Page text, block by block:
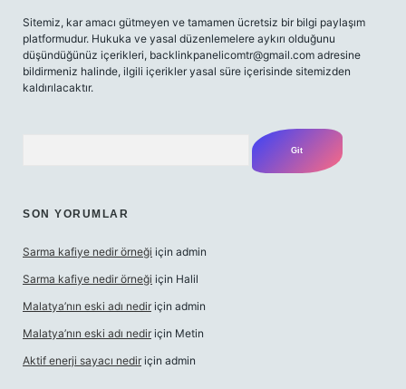
Sitemiz, kar amacı gütmeyen ve tamamen ücretsiz bir bilgi paylaşım
platformudur. Hukuka ve yasal düzenlemelere aykırı olduğunu
düşündüğünüz içerikleri, backlinkpanelicomtr@gmail.com adresine
bildirmeniz halinde, ilgili içerikler yasal süre içerisinde sitemizden
kaldırılacaktır.
SON YORUMLAR
Sarma kafiye nedir örneği için admin
Sarma kafiye nedir örneği için Halil
Malatya’nın eski adı nedir için admin
Malatya’nın eski adı nedir için Metin
Aktif enerji sayacı nedir için admin